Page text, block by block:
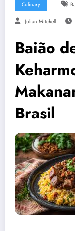
Culinary
Julian Mitchell
Baião
Brasil